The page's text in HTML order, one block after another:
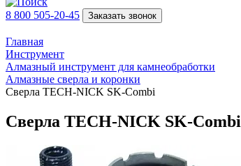
8 800 505-20-45 Заказать звонок
Главная
Инструмент
Алмазный инструмент для камнеобработки
Алмазные сверла и коронки
Сверла TECH-NICK SK-Combi
Сверла TECH-NICK SK-Combi